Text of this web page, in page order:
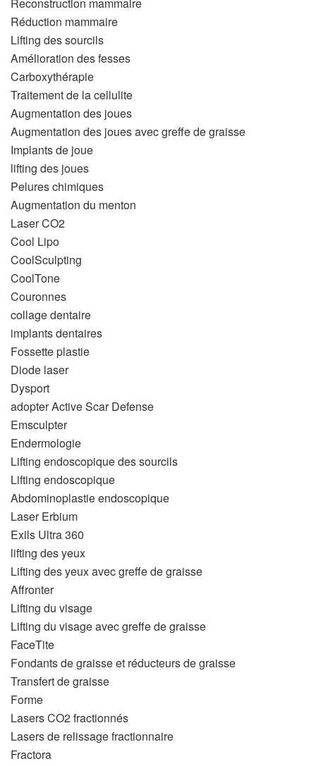
Réduction mammaire
Lifting des sourcils
Amélioration des fesses
Carboxythérapie
Traitement de la cellulite
Augmentation des joues
Augmentation des joues avec greffe de graisse
Implants de joue
lifting des joues
Pelures chimiques
Augmentation du menton
Laser CO2
Cool Lipo
CoolSculpting
CoolTone
Couronnes
collage dentaire
implants dentaires
Fossette plastie
Diode laser
Dysport
adopter Active Scar Defense
Emsculpter
Endermologie
Lifting endoscopique des sourcils
Lifting endoscopique
Abdominoplastie endoscopique
Laser Erbium
Exils Ultra 360
lifting des yeux
Lifting des yeux avec greffe de graisse
Affronter
Lifting du visage
Lifting du visage avec greffe de graisse
FaceTite
Fondants de graisse et réducteurs de graisse
Transfert de graisse
Forme
Lasers CO2 fractionnés
Lasers de relissage fractionnaire
Fractora